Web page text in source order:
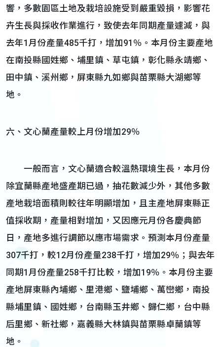
響，多數園區土地及栽培設施受到嚴重毀損，影響花
卉生長與採收作業進行，致使去年同期產量遽減，與
去年1月份產量485千打，增加91％。本月份主要產地
在南投縣國姓鄉、埔里鎮、草屯鎮，彰化縣永靖鄉、
田中鎮、溪州鄉，屏東縣九如鄉與苗栗縣大湖鄉等
地。
六、文心蘭產量較上月份增加29％
一般而言，文心蘭適合較溫熱環境生長，本月份
除宜蘭縣產地盛產期已過，抽花數減少外，其他多數
產地栽培面積則較往年明顯增加，且主產地屏東縣正
值採收期，產量相對增加，又因應元月份各慶典節
日，產地多進行調節以應市場需求。預測本月份產量
307千打，較12月份產量238千打，增加29％；與去年
同期1月份產量258千打比較，增加19％。本月份主要
產地屏東縣內埔鄉、里港鄉、鹽埔鄉、萬巒鄉，南投
縣埔里鎮、國姓鄉，台南縣玉井鄉、歸仁鄉，台中縣
后里鄉、新社鄉，嘉義縣大林鎮與苗栗縣卓蘭鎮等
地。